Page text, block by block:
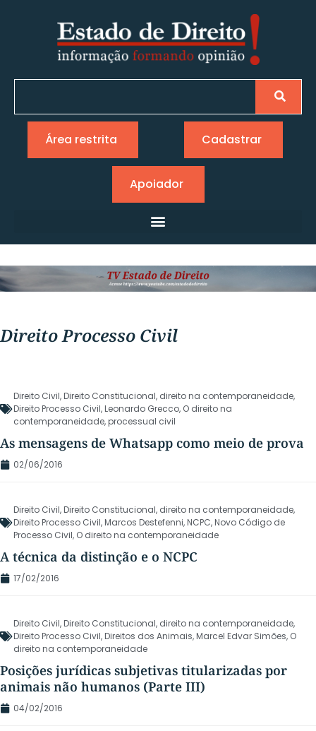
Área restrita Cadastrar
Apoiador
Direito Processo Civil
Direito Civil,Direito Constitucional, direito na contemporaneidade,
Direito Processo Civil,Leonardo Grecco, O direito na
contemporaneidade,processual civil
As mensagens de Whatsapp como meio de prova
02/06/2016
Direito Civil,Direito Constitucional, direito na contemporaneidade,
Direito Processo Civil,Marcos Destefenni,NCPC,Novo Código de
Processo Civil, O direito na contemporaneidade
A técnica da distinção e o NCPC
17/02/2016
Direito Civil,Direito Constitucional, direito na contemporaneidade,
Direito Processo Civil,Direitos dos Animais,Marcel Edvar Simões, O
direito na contemporaneidade
Posições jurídicas subjetivas titularizadas por
animais não humanos (Parte III)
04/02/2016